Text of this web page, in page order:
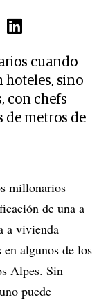
cuando
hoteles, sino
con chefs
de metros de
millonarios
de una a
a vivienda
algunos de los
Alpes. Sin
puede